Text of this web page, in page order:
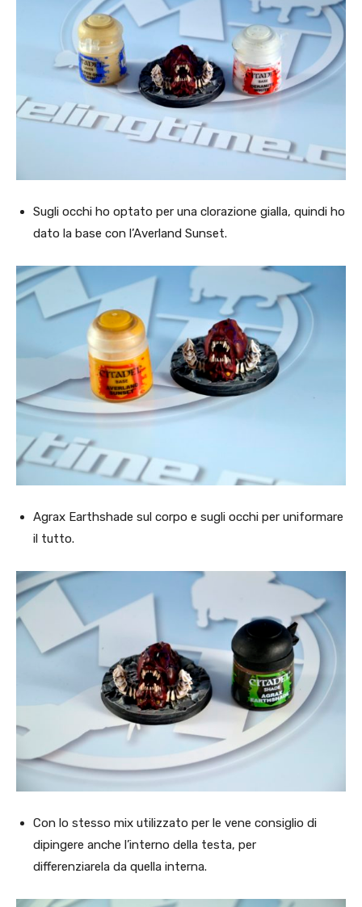
Sugli occhi ho optato per una clorazione gialla, quindi ho
dato la base con l’Averland Sunset.
Agrax Earthshade sul corpo e sugli occhi per uniformare
il tutto.
Con lo stesso mix utilizzato per le vene consiglio di
dipingere anche l’interno della testa, per
differenziarela da quella interna.